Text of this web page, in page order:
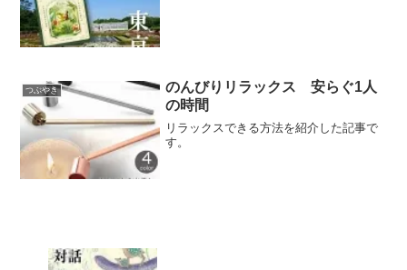
つぶやき
のんびりリラックス 安らぐ1人
の時間
リラックスできる方法を紹介した記事で
す。